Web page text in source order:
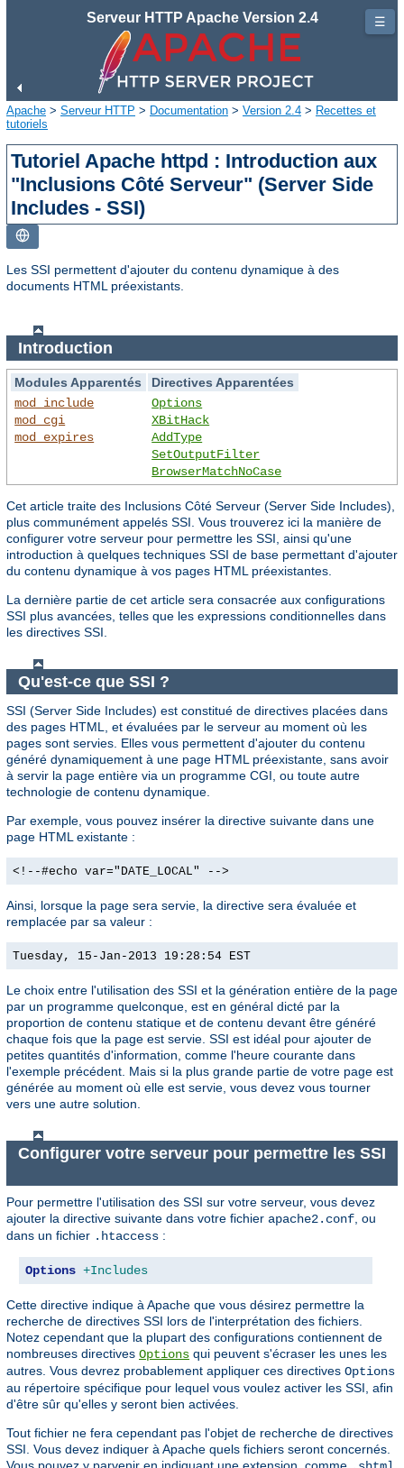
Serveur HTTP Apache Version 2.4
Apache > Serveur HTTP > Documentation > Version 2.4 > Recettes et
tutoriels
Tutoriel Apache httpd : Introduction aux
"Inclusions Côté Serveur" (Server Side
Includes - SSI)
Les SSI permettent d'ajouter du contenu dynamique à des
documents HTML préexistants.
Introduction
Modules Apparentés
Directives Apparentées
mod_include
mod_cgi
mod_expires
Options
XBitHack
AddType
SetOutputFilter
BrowserMatchNoCase
Cet article traite des Inclusions Côté Serveur (Server Side Includes),
plus communément appelés SSI. Vous trouverez ici la manière de
configurer votre serveur pour permettre les SSI, ainsi qu'une
introduction à quelques techniques SSI de base permettant d'ajouter
du contenu dynamique à vos pages HTML préexistantes.
La dernière partie de cet article sera consacrée aux configurations
SSI plus avancées, telles que les expressions conditionnelles dans
les directives SSI.
Qu'est-ce que SSI ?
SSI (Server Side Includes) est constitué de directives placées dans
des pages HTML, et évaluées par le serveur au moment où les
pages sont servies. Elles vous permettent d'ajouter du contenu
généré dynamiquement à une page HTML préexistante, sans avoir
à servir la page entière via un programme CGI, ou toute autre
technologie de contenu dynamique.
Par exemple, vous pouvez insérer la directive suivante dans une
page HTML existante :
<!--#echo var="DATE_LOCAL" -->
Ainsi, lorsque la page sera servie, la directive sera évaluée et
remplacée par sa valeur :
Tuesday, 15-Jan-2013 19:28:54 EST
Le choix entre l'utilisation des SSI et la génération entière de la page
par un programme quelconque, est en général dicté par la
proportion de contenu statique et de contenu devant être généré
chaque fois que la page est servie. SSI est idéal pour ajouter de
petites quantités d'information, comme l'heure courante dans
l'exemple précédent. Mais si la plus grande partie de votre page est
générée au moment où elle est servie, vous devez vous tourner
vers une autre solution.
Configurer votre serveur pour permettre les SSI
Pour permettre l'utilisation des SSI sur votre serveur, vous devez
ajouter la directive suivante dans votre fichier apache2.conf , ou
dans un fichier .htaccess :
Options +Includes
Cette directive indique à Apache que vous désirez permettre la
recherche de directives SSI lors de l'interprétation des fichiers.
Notez cependant que la plupart des configurations contiennent de
nombreuses directives Options qui peuvent s'écraser les unes les
autres. Vous devrez probablement appliquer ces directives Options
au répertoire spécifique pour lequel vous voulez activer les SSI, afin
d'être sûr qu'elles y seront bien activées.
Tout fichier ne fera cependant pas l'objet de recherche de directives
SSI. Vous devez indiquer à Apache quels fichiers seront concernés.
Vous pouvez y parvenir en indiquant une extension, comme
☰